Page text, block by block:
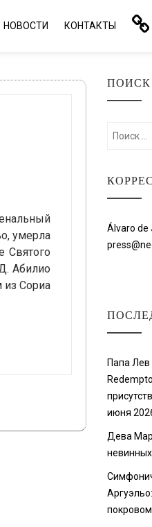
НОВОСТИ КОНТАКТЫ
умерла
Святого
Абилио
из Сориа
ПОИСК
Искать:
Álvaro de
Папа Лев
июня
Дева